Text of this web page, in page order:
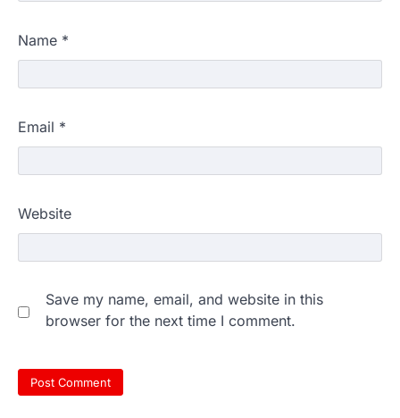
Name *
Email *
Website
Save my name, email, and website in this
browser for the next time I comment.